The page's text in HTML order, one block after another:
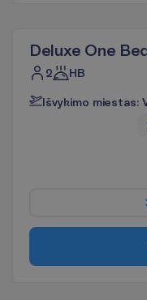
Deluxe One
2 HB
Išvykimo miestas: